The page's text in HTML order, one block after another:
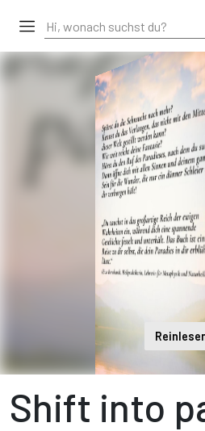
Shift into